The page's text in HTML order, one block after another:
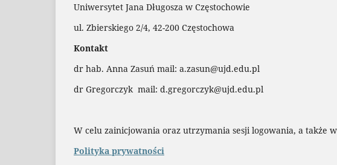
Uniwersytet Jana Długosza w Częstochowie
ul. Zbierskiego 2/4, 42-200 Częstochowa
Kontakt
dr hab. Anna Zasuń mail: a.zasun@ujd.edu.pl
dr Gregorczyk mail: d.gregorczyk@ujd.edu.pl
W celu zainicjowania oraz utrzymania sesji logowania, a także
Polityka prywatności